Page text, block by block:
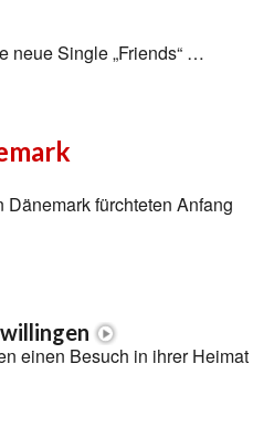
neue Single „Friends“ …
fürchteten Anfang
einen Besuch in ihrer Heimat